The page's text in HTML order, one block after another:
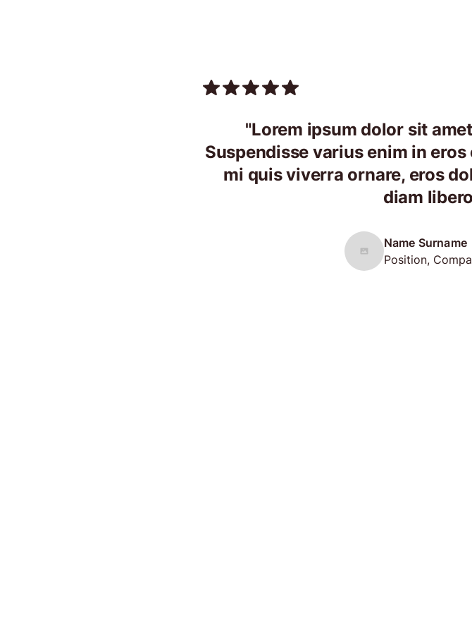
"Lorem ipsum dolor sit
Suspendisse varius enim in
mi quis viverra ornare, eros
diam
Name Surname
Position,